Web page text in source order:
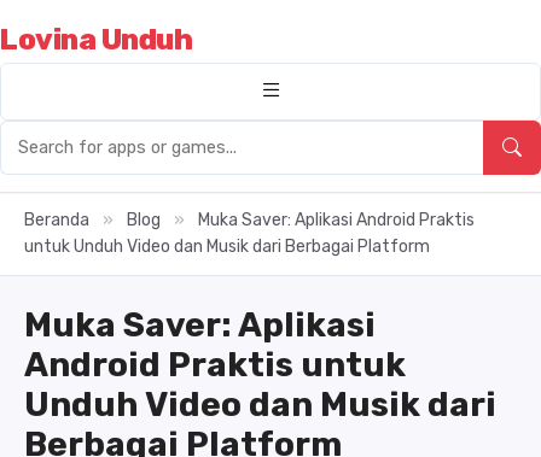
Lovina Unduh
Beranda » Blog »
Muka Saver: Aplikasi Android Praktis
untuk Unduh Video dan Musik dari Berbagai Platform
Muka Saver: Aplikasi
Android Praktis untuk
Unduh Video dan Musik dari
Berbagai Platform